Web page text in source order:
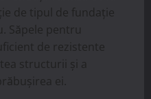
de tipul de fundație
Săpele pentru
de rezistente
structurii și a
ei.